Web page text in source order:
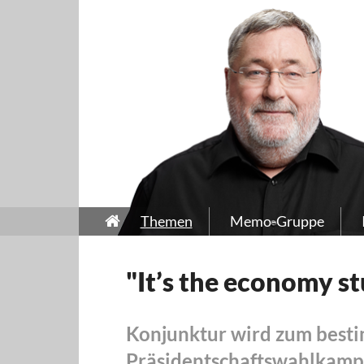
Themen Memo-Gruppe
"It’s the economy
Konjunktur wird zum